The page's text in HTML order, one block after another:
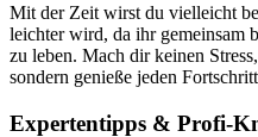
Mit der Zeit wirst du vielleicht
leichter wird, da ihr gemeinsam
zu leben. Mach dir keinen
sondern genieße jeden
Expertentipps & Profi-